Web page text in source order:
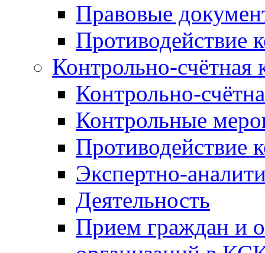
Правовые
Противодействие
Контрольно-счётная
Контрольно-
Контрольные
Противодействие
Экспертно-
Деятельность
Прием граждан и